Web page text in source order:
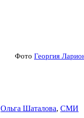
Фото Георгия
Ольга Шаталова, СМИ